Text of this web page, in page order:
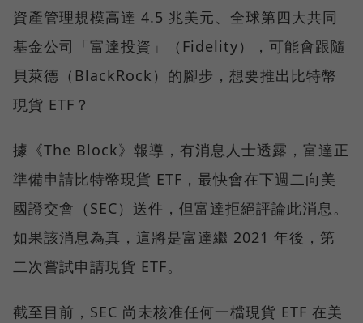
資產管理規模高達 4.5 兆美元、全球第四大共同
基金公司「富達投資」（Fidelity），可能會跟隨
貝萊德（BlackRock）的腳步，想要推出比特幣
現貨 ETF？
據《The Block》報導，有消息人士透露，富達正
準備申請比特幣現貨 ETF，最快會在下週二向美
國證交會（SEC）送件，但富達拒絕評論此消息。
如果該消息為真，這將是富達繼 2021 年後，第
二次嘗試申請現貨 ETF。
截至目前，SEC 尚未核准任何一檔現貨 ETF 在美